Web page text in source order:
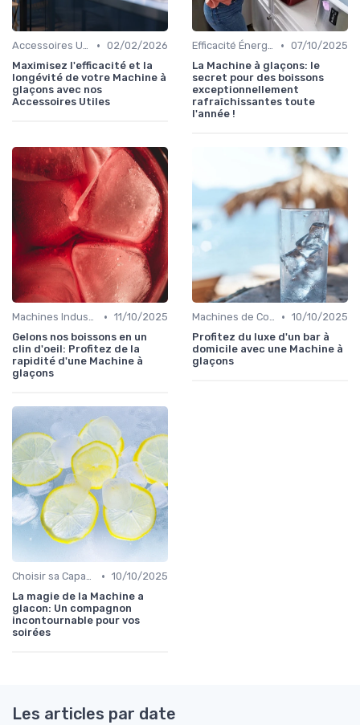
Accessoires Utiles • 02/02/2026
Maximisez l'efficacité et la
longévité de votre Machine à
glaçons avec nos
Accessoires Utiles
Efficacité Énergétique • 07/10/2025
La Machine à glaçons: le
secret pour des boissons
exceptionnellement
rafraîchissantes toute
l'année !
Machines Industrielles • 11/10/2025
Gelons nos boissons en un
clin d'oeil: Profitez de la
rapidité d'une Machine à
glaçons
Machines de Comptoir • 10/10/2025
Profitez du luxe d'un bar à
domicile avec une Machine à
glaçons
Choisir sa Capacité • 10/10/2025
La magie de la Machine a
glacon: Un compagnon
incontournable pour vos
soirées
Les articles par date